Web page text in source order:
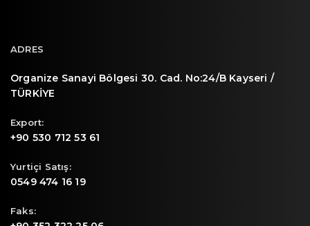
ADRES
Organize Sanayi Bölgesi 30. Cad. No:24/B Kayseri /
TÜRKİYE
Export:
+90 530 712 53 61
Yurtiçi Satış:
0549 474 16 19
Faks: